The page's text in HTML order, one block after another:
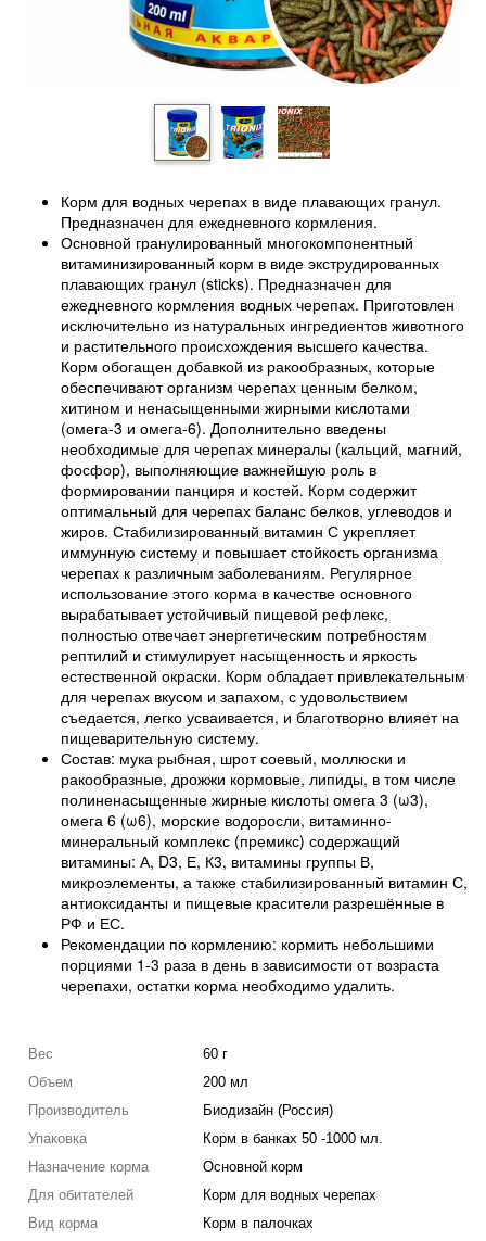
Корм для водных черепах в виде плавающих гранул.
Предназначен для ежедневного кормления.
Основной гранулированный многокомпонентный
витаминизированный корм в виде экструдированных
плавающих гранул (sticks). Предназначен для
ежедневного кормления водных черепах. Приготовлен
исключительно из натуральных ингредиентов животного
и растительного происхождения высшего качества.
Корм обогащен добавкой из ракообразных, которые
обеспечивают организм черепах ценным белком,
хитином и ненасыщенными жирными кислотами
(омега-3 и омега-6). Дополнительно введены
необходимые для черепах минералы (кальций, магний,
фосфор), выполняющие важнейшую роль в
формировании панциря и костей. Корм содержит
оптимальный для черепах баланс белков, углеводов и
жиров. Стабилизированный витамин С укрепляет
иммунную систему и повышает стойкость организма
черепах к различным заболеваниям. Регулярное
использование этого корма в качестве основного
вырабатывает устойчивый пищевой рефлекс,
полностью отвечает энергетическим потребностям
рептилий и стимулирует насыщенность и яркость
естественной окраски. Корм обладает привлекательным
для черепах вкусом и запахом, с удовольствием
съедается, легко усваивается, и благотворно влияет на
пищеварительную систему.
Состав: мука рыбная, шрот соевый, моллюски и
ракообразные, дрожжи кормовые, липиды, в том числе
полиненасыщенные жирные кислоты омега 3 (ω3),
омега 6 (ω6), морские водоросли, витаминно-
минеральный комплекс (премикс) содержащий
витамины: А, D3, Е, К3, витамины группы В,
микроэлементы, а также стабилизированный витамин С,
антиоксиданты и пищевые красители разрешённые в
РФ и ЕС.
Рекомендации по кормлению: кормить небольшими
порциями 1-3 раза в день в зависимости от возраста
черепахи, остатки корма необходимо удалить.
Вес
60 г
Объем
200 мл
Производитель
Биодизайн (Россия)
Упаковка
Корм в банках 50 -1000 мл.
Назначение корма
Основной корм
Для обитателей
Корм для водных черепах
Вид корма
Корм в палочках